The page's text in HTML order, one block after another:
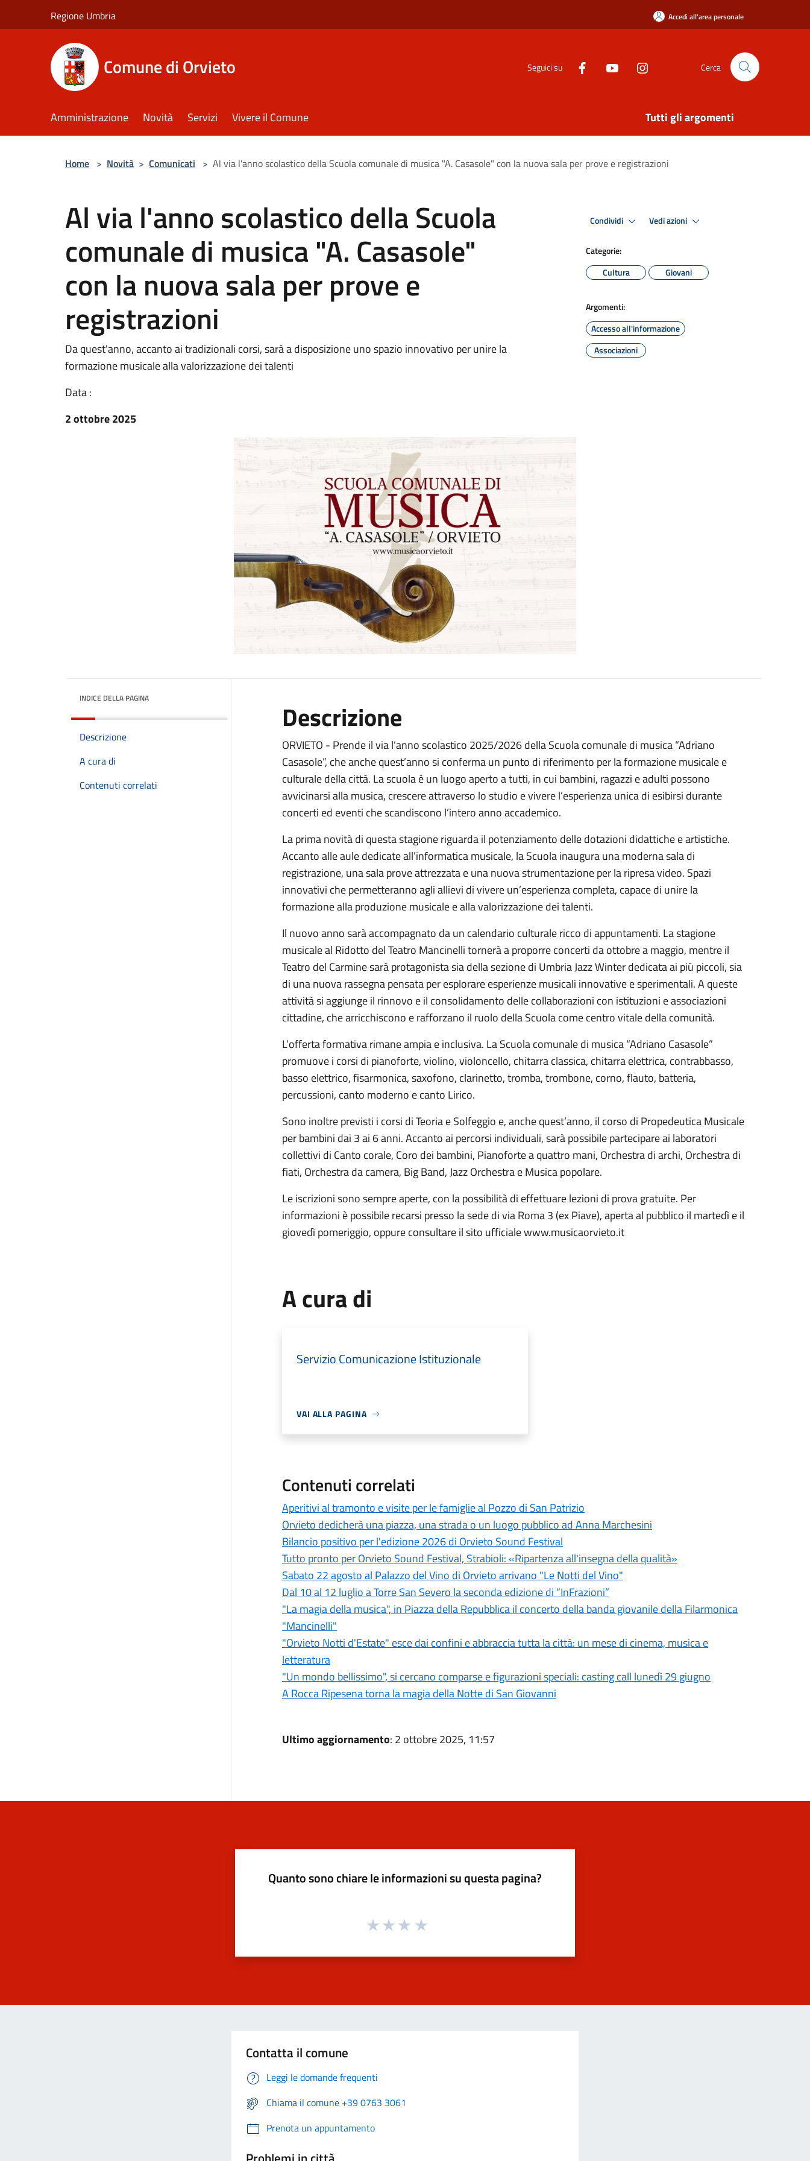
Regione Umbria Accedi all'area personale
Comune di Orvieto Seguici su Cerca
Amministrazione Novità Servizi Vivere il Comune Tutti gli argomenti
Home > Novità > Comunicati > Al via l'anno scolastico della Scuola comunale di musica "A. Casasole" con la nuova sala per prove e registrazioni
Al via l'anno scolastico della Scuola
comunale di musica "A. Casasole"
con la nuova sala per prove e
registrazioni
Da quest'anno, accanto ai tradizionali corsi, sarà a disposizione uno spazio innovativo per unire la
formazione musicale alla valorizzazione dei talenti
Data :
2 ottobre 2025
Condividi Vedi azioni
Categorie:
Cultura
Giovani
Argomenti:
Accesso all'informazione
Associazioni
INDICE DELLA PAGINA
Descrizione
A cura di
Contenuti correlati
Descrizione
ORVIETO - Prende il via l’anno scolastico 2025/2026 della Scuola comunale di musica “Adriano
Casasole”, che anche quest’anno si conferma un punto di riferimento per la formazione musicale e
culturale della città. La scuola è un luogo aperto a tutti, in cui bambini, ragazzi e adulti possono
avvicinarsi alla musica, crescere attraverso lo studio e vivere l’esperienza unica di esibirsi durante
concerti ed eventi che scandiscono l’intero anno accademico.
La prima novità di questa stagione riguarda il potenziamento delle dotazioni didattiche e artistiche.
Accanto alle aule dedicate all’informatica musicale, la Scuola inaugura una moderna sala di
registrazione, una sala prove attrezzata e una nuova strumentazione per la ripresa video. Spazi
innovativi che permetteranno agli allievi di vivere un’esperienza completa, capace di unire la
formazione alla produzione musicale e alla valorizzazione dei talenti.
Il nuovo anno sarà accompagnato da un calendario culturale ricco di appuntamenti. La stagione
musicale al Ridotto del Teatro Mancinelli tornerà a proporre concerti da ottobre a maggio, mentre il
Teatro del Carmine sarà protagonista sia della sezione di Umbria Jazz Winter dedicata ai più piccoli, sia
di una nuova rassegna pensata per esplorare esperienze musicali innovative e sperimentali. A queste
attività si aggiunge il rinnovo e il consolidamento delle collaborazioni con istituzioni e associazioni
cittadine, che arricchiscono e rafforzano il ruolo della Scuola come centro vitale della comunità.
L’offerta formativa rimane ampia e inclusiva. La Scuola comunale di musica “Adriano Casasole”
promuove i corsi di pianoforte, violino, violoncello, chitarra classica, chitarra elettrica, contrabbasso,
basso elettrico, fisarmonica, saxofono, clarinetto, tromba, trombone, corno, flauto, batteria,
percussioni, canto moderno e canto Lirico.
Sono inoltre previsti i corsi di Teoria e Solfeggio e, anche quest’anno, il corso di Propedeutica Musicale
per bambini dai 3 ai 6 anni. Accanto ai percorsi individuali, sarà possibile partecipare ai laboratori
collettivi di Canto corale, Coro dei bambini, Pianoforte a quattro mani, Orchestra di archi, Orchestra di
fiati, Orchestra da camera, Big Band, Jazz Orchestra e Musica popolare.
Le iscrizioni sono sempre aperte, con la possibilità di effettuare lezioni di prova gratuite. Per
informazioni è possibile recarsi presso la sede di via Roma 3 (ex Piave), aperta al pubblico il martedì e il
giovedì pomeriggio, oppure consultare il sito ufficiale www.musicaorvieto.it
A cura di
Servizio Comunicazione Istituzionale
VAI ALLA PAGINA
Contenuti correlati
Aperitivi al tramonto e visite per le famiglie al Pozzo di San Patrizio
Orvieto dedicherà una piazza, una strada o un luogo pubblico ad Anna Marchesini
Bilancio positivo per l'edizione 2026 di Orvieto Sound Festival
Tutto pronto per Orvieto Sound Festival, Strabioli: «Ripartenza all'insegna della qualità»
Sabato 22 agosto al Palazzo del Vino di Orvieto arrivano "Le Notti del Vino"
Dal 10 al 12 luglio a Torre San Severo la seconda edizione di “InFrazioni”
"La magia della musica", in Piazza della Repubblica il concerto della banda giovanile della Filarmonica
"Mancinelli"
"Orvieto Notti d'Estate" esce dai confini e abbraccia tutta la città: un mese di cinema, musica e
letteratura
"Un mondo bellissimo", si cercano comparse e figurazioni speciali: casting call lunedì 29 giugno
A Rocca Ripesena torna la magia della Notte di San Giovanni
Ultimo aggiornamento: 2 ottobre 2025, 11:57
Quanto sono chiare le informazioni su questa pagina?
Contatta il comune
Leggi le domande frequenti
Chiama il comune +39 0763 3061
Prenota un appuntamento